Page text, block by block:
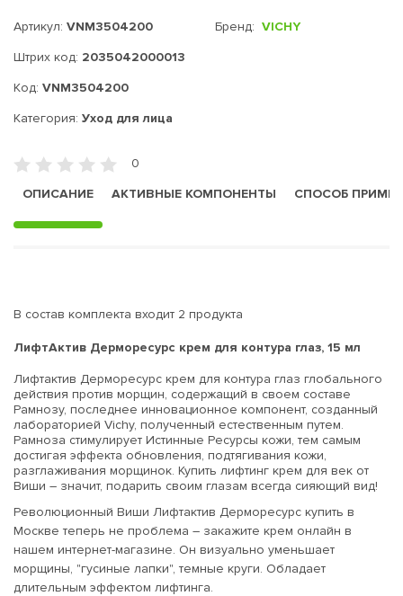
Артикул: VNM3504200
Штрих код: 2035042000013
Код: VNM3504200
Бренд: VICHY
Категория: Уход для лица
0
ОПИСАНИЕ
АКТИВНЫЕ КОМПОНЕНТЫ СПОСОБ
В состав комплекта входит 2 продукта
ЛифтАктив Дерморесурс крем для контура глаз, 15 мл
Лифтактив Дерморесурс крем для контура глаз глобального
действия против морщин, содержащий в своем составе
Рамнозу, последнее инновационное компонент, созданный
лабораторией Vichy, полученный естественным путем.
Рамноза стимулирует Истинные Ресурсы кожи, тем самым
достигая эффекта обновления, подтягивания кожи,
разглаживания морщинок. Купить лифтинг крем для век от
Виши – значит, подарить своим глазам всегда сияющий вид!
Революционный Виши Лифтактив Дерморесурс купить в
Москве теперь не проблема – закажите крем онлайн в
нашем интернет-магазине. Он визуально уменьшает
морщины, "гусиные лапки", темные круги. Обладает
длительным эффектом лифтинга.